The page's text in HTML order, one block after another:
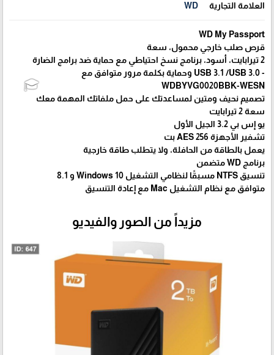
العلامة التجارية WD
WD My Passport
قرص صلب خارجي محمول، سعة
2 تيرابايت، أسود، برنامج نسخ احتياطي مع حماية ضد برامج الضارة
- 3.0 USB 3.1 /USB وحماية بكلمة مرور متوافق مع
WDBYVG0020BBK-WESN
تصميم نحيف ومتين لمساعدتك على حمل ملفاتك المهمة معك
سعة 2 تيرابايت
يو إس بي 3.2 الجيل الأول
تشفير الأجهزة 256 AES بت
يعمل بالطاقة من الحافلة، ولا يتطلب طاقة خارجية
برنامج WD متضمن
تنسيق NTFS مسبقًا لنظامي التشغيل 10 Windows و 8.1
متوافق مع نظام التشغيل Mac مع إعادة التنسيق
مزيداً من الصور والفيديو